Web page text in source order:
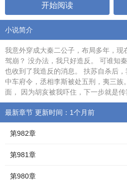
开始阅读
小说简介
我意外穿成大秦二公子，布局多年，现
驾崩？ 没办法，我只好造反。 可谁知
也收到了我造反的消息。 扶苏自杀后
中车府令，丞相李斯被处五刑，夷三族
面， 因为胡亥被我吓住，下一步就是传
最新章节 更新时间：1个月前
第982章
第981章
第980章